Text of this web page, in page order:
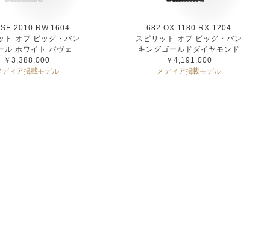
ト オブ ビッグ・バン
ル ホワイト パヴェ
￥3,388,000
ディア掲載モデル
682.OX.1180.RX.1204
スピリット オブ ビッグ・バン
キングゴールドダイヤモンド
￥4,191,000
メディア掲載モデル